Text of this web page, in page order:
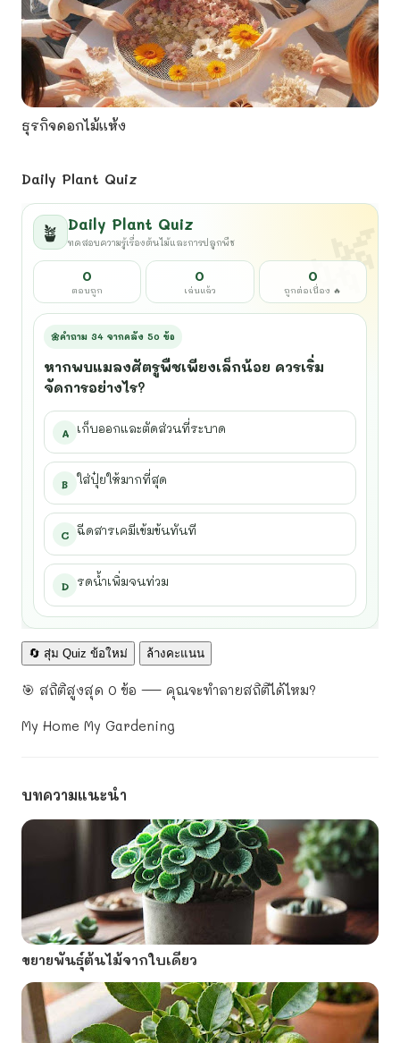
ธุรกิจดอกไม้แห้ง
Daily Plant Quiz
🪴 Daily Plant Quiz
ทดสอบความรู้เรื่องต้นไม้และการปลูกพืช
0
ตอบถูก
0
เล่นแล้ว
0
ถูกต่อเนื่อง 🔥
🌼คำถาม 34 จากคลัง 50 ข้อ
หากพบแมลงศัตรูพืชเพียงเล็กน้อย ควรเริ่ม
จัดการอย่างไร?
A เก็บออกและตัดส่วนที่ระบาด
B ใส่ปุ๋ยให้มากที่สุด
C ฉีดสารเคมีเข้มข้นทันที
D รดน้ำเพิ่มจนท่วม
🔄 สุ่ม Quiz ข้อใหม่ ล้างคะแนน
🎯 สถิติสูงสุด 0 ข้อ — คุณจะทำลายสถิติได้ไหม?
My Home My Gardening
บทความแนะนำ
ขยายพันธุ์ต้นไม้จากใบเดียว